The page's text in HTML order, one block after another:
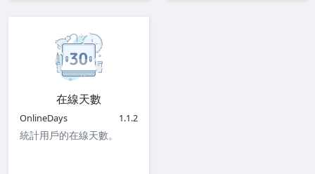
在線天數
OnlineDays 1.1.2
統計用戶的在線天數。